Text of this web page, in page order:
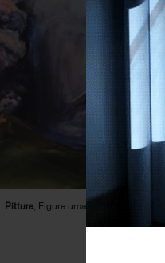
Pittura, Figura umana, Natura, Paesaggio